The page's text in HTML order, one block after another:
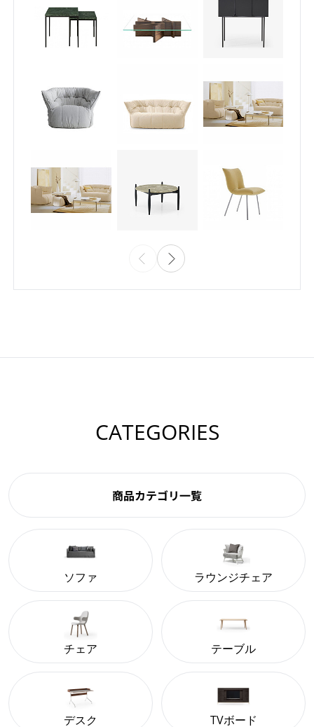
CATEGORIES
商品カテゴリ一覧
ソファ ラウンジチェア
チェア テーブル
デスク TVボード